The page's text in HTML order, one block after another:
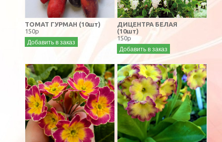
ТОМАТ ГУРМАН (10шт)
150р
Добавить в заказ
ДИЦЕНТРА БЕЛАЯ
(10шт)
150р
Добавить в заказ